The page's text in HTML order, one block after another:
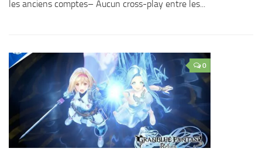
les anciens comptes– Aucun cross-play entre les...
0